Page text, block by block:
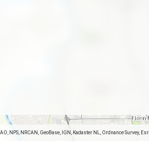
NPS, NRCAN, GeoBase, IGN, Kadaster NL, Ordnance